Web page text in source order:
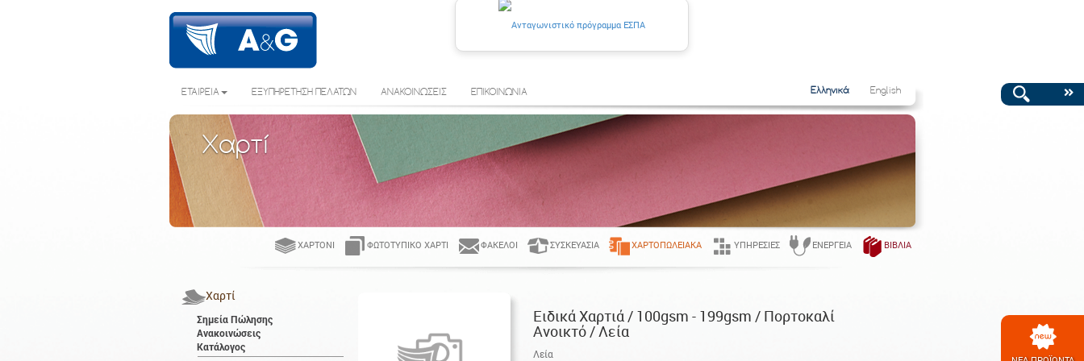
ΕΤΑΙΡΕΙΑ ΕΞΥΠΗΡΕΤΗΣΗ ΠΕΛΑΤΩΝ ΑΝΑΚΟΙΝΩΣΕΙΣ ΕΠΙΚΟΙΝΩΝΙΑ Ελληνικά English
Χαρτί
ΧΑΡΤΌΝΙ ΦΩΤΟΤΥΠΙΚΌ ΧΑΡΤΊ ΦΆΚΕΛΟΙ ΣΥΣΚΕΥΑΣΊΑ ΧΑΡΤΟΠΩΛΕΙΑΚΆ ΥΠΗΡΕΣΊΕΣ ΕΝΈΡΓΕΙΑ ΒΙΒΛΊΑ
Χαρτί
Σημεία Πώλησης
Ανακοινώσεις
Κατάλογος
Ειδικά Χαρτιά / 100gsm - 199gsm / Πορτοκαλί
Ανοικτό / Λεία
Λεία